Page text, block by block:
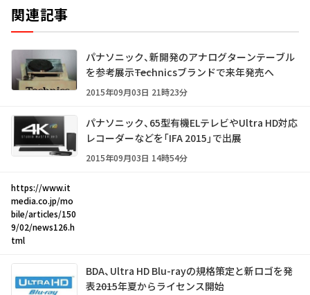
関連記事
パナソニック、新開発のアナログターンテーブル
を参考展示――Technicsブランドで来年発売へ
2015年09月03日 21時23分
パナソニック、65型有機ELテレビやUltra HD対応
レコーダーなどを「IFA 2015」で出展
2015年09月03日 14時54分
https://www.it
media.co.jp/mo
bile/articles/150
9/02/news126.h
tml
BDA、Ultra HD Blu-rayの規格策定と新ロゴを発
表――2015年夏からライセンス開始